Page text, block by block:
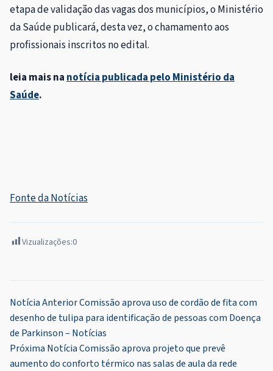
etapa de validação das vagas dos municípios, o Ministério
da Saúde publicará, desta vez, o chamamento aos
profissionais inscritos no edital.
leia mais na notícia publicada pelo Ministério da
Saúde.
Fonte da Notícias
Vizualizações:0
Navegação
de
Post
Notícia AnteriorComissão aprova uso de cordão de fita com
desenho de tulipa para identificação de pessoas com Doença
de Parkinson – Notícias
Próxima NotíciaComissão aprova projeto que prevê
aumento do conforto térmico nas salas de aula da rede